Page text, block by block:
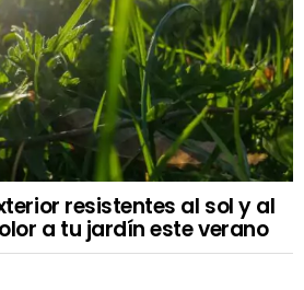
resistentes al sol y al
a tu jardín este verano